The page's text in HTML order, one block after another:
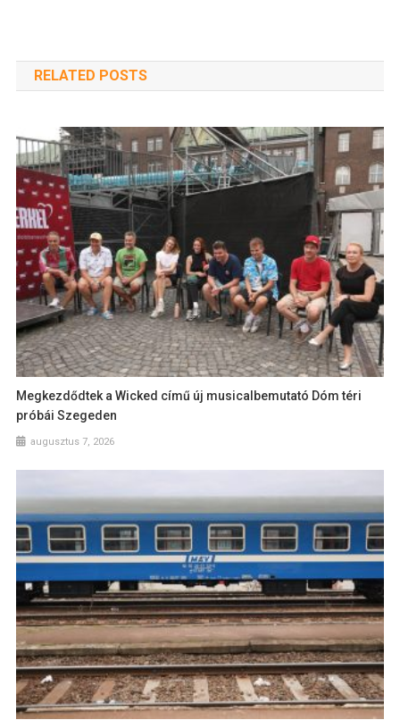
RELATED POSTS
Megkezdődtek a Wicked című új musicalbemutató Dóm téri
próbái Szegeden
augusztus 7, 2026